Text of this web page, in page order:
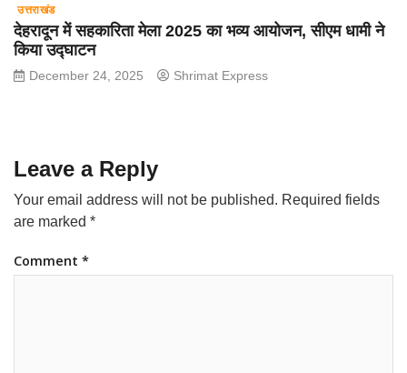
उत्तराखंड
देहरादून में सहकारिता मेला 2025 का भव्य आयोजन, सीएम धामी ने
किया उद्घाटन
December 24, 2025 Shrimat Express
Leave a Reply
Your email address will not be published. Required fields
are marked *
Comment *